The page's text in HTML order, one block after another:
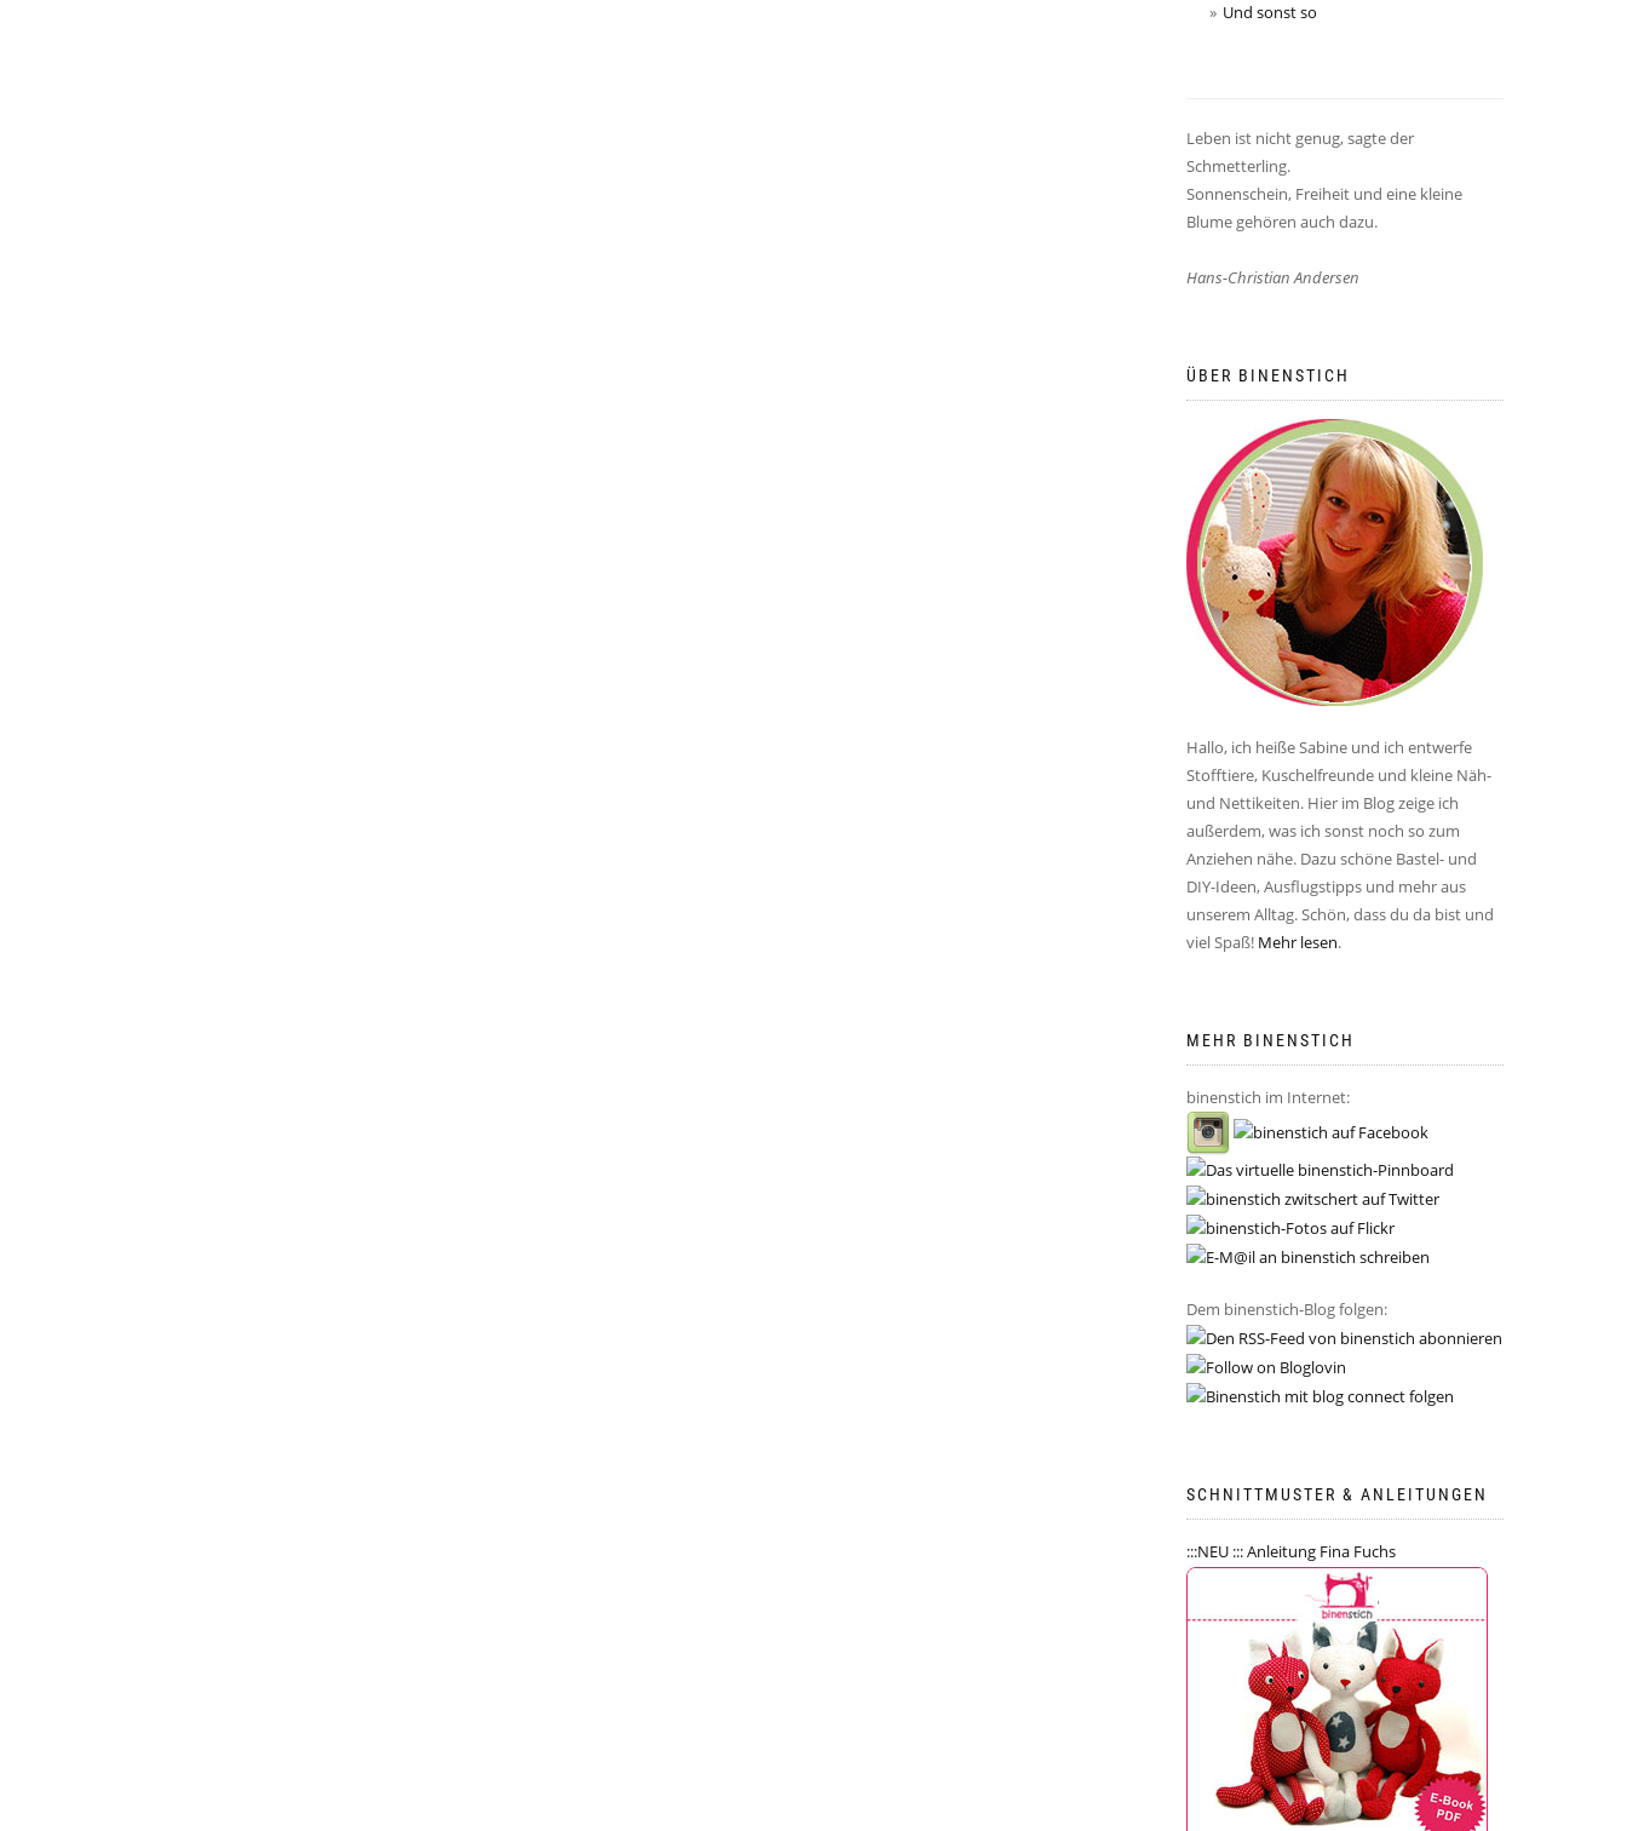
Und sonst so
Leben ist nicht genug, sagte der
Schmetterling.
Sonnenschein, Freiheit und eine kleine
Blume gehören auch dazu.
Hans-Christian Andersen
ÜBER BINENSTICH
Hallo, ich heiße Sabine und ich entwerfe
Stofftiere, Kuschelfreunde und kleine Näh-
und Nettikeiten. Hier im Blog zeige ich
außerdem, was ich sonst noch so zum
Anziehen nähe. Dazu schöne Bastel- und
DIY-Ideen, Ausflugstipps und mehr aus
unserem Alltag. Schön, dass du da bist und
viel Spaß! Mehr lesen.
MEHR BINENSTICH
binenstich im Internet:
Dem binenstich-Blog folgen:
SCHNITTMUSTER & ANLEITUNGEN
:::NEU ::: Anleitung Fina Fuchs